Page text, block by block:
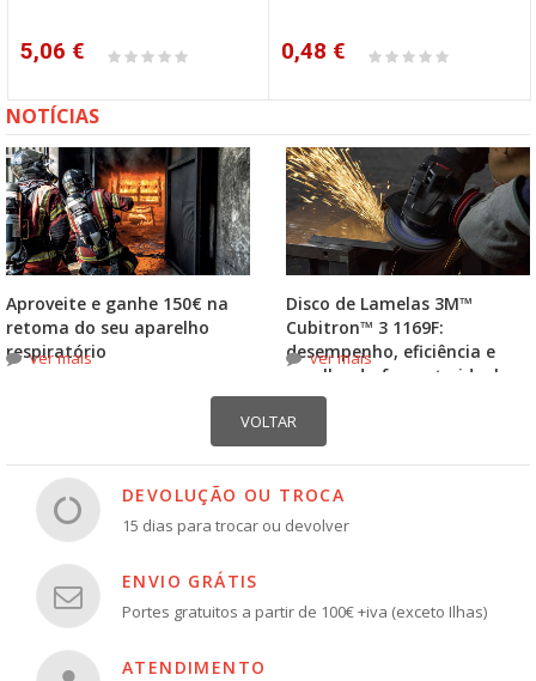
0,48 € 0,50 €
NOTÍCIAS
Aproveite e ganhe 150€ na
retoma do seu aparelho
respiratório
ver mais
Disco de Lamelas 3M™
Cubitron™ 3 1169F:
desempenho, eficiência e
escolha do formato ideal
ver mais
DEVOLUÇÃO OU TROCA
15 dias para trocar ou devolver
ENVIO GRÁTIS
Portes gratuitos a partir de 100€ +iva (exceto Ilhas)
ATENDIMENTO